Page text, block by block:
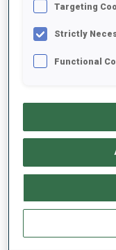
MOYENNE DE
RETARD SUR LE
TIR COUCHÉ
TENDANCE DES
Targeting
Strictly
Functional